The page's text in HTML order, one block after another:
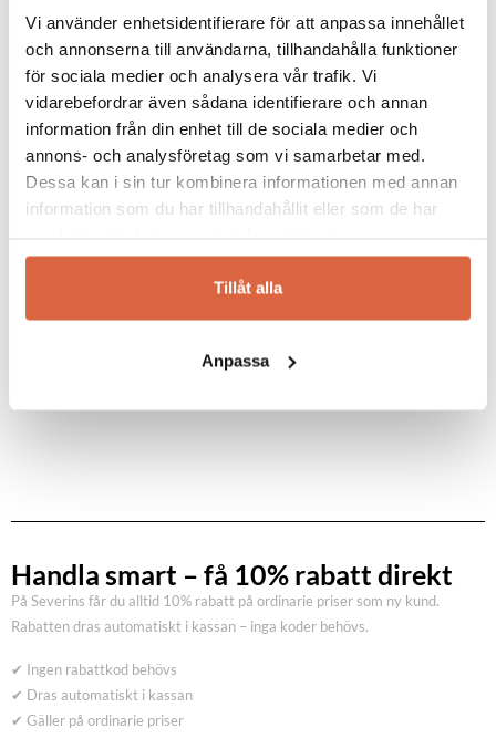
Vi använder enhetsidentifierare för att anpassa innehållet
och annonserna till användarna, tillhandahålla funktioner
för sociala medier och analysera vår trafik. Vi
vidarebefordrar även sådana identifierare och annan
information från din enhet till de sociala medier och
annons- och analysföretag som vi samarbetar med.
Dessa kan i sin tur kombinera informationen med annan
information som du har tillhandahållit eller som de har
Tillåt alla
Anpassa
SIKA DESIGN
Simone stool
Handla smart – få 10% rabatt direkt
På Severins får du alltid 10% rabatt på ordinarie priser som ny kund.
Rabatten dras automatiskt i kassan – inga koder behövs.
✔ Ingen rabattkod behövs
✔ Dras automatiskt i kassan
✔ Gäller på ordinarie priser